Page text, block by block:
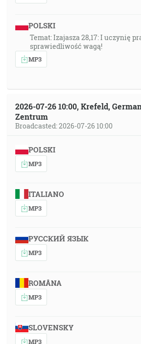
POLSKI
Temat: Izajasza 28,17: I uczynię
sprawiedliwość wagą!
MP3
2026-07-26 10:00, Krefeld,
Zentrum
Broadcasted: 2026-07-26 10:00
POLSKI
MP3
ITALIANO
MP3
РУССКИЙ ЯЗЫК
MP3
ROMÂNA
MP3
SLOVENSKY
MP3